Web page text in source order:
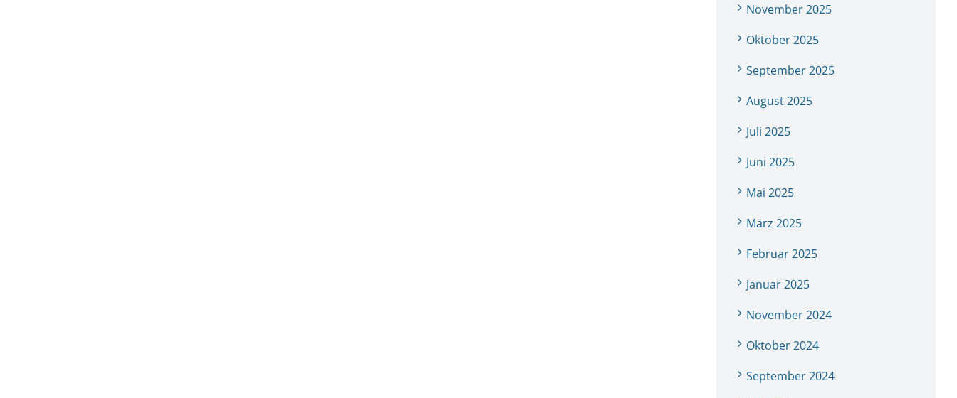
November 2025
Oktober 2025
September 2025
August 2025
Juli 2025
Juni 2025
Mai 2025
März 2025
Februar 2025
Januar 2025
November 2024
Oktober 2024
September 2024